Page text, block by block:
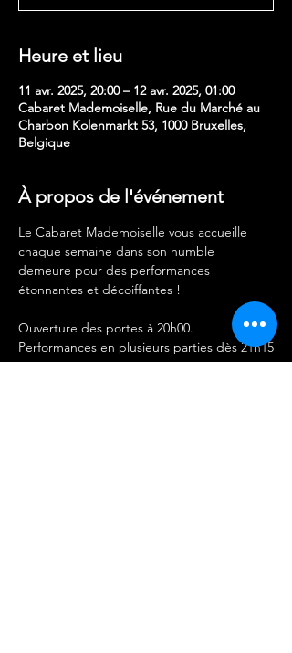
Heure et lieu
11 avr. 2025, 20:00 – 12 avr. 2025, 01:00
Cabaret Mademoiselle, Rue du Marché au
Charbon Kolenmarkt 53, 1000 Bruxelles,
Belgique
À propos de l'événement
Le Cabaret Mademoiselle vous accueille
chaque semaine dans son humble
demeure pour des performances
étonnantes et décoiffantes !
Ouverture des portes à 20h00.
Performances en plusieurs parties dès 21h15